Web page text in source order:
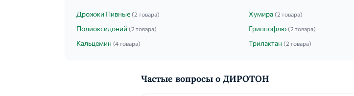
Дрожжи Пивные (2 товара) Хумира (2 товара)
Полиоксидоний (2 товара) Гриппофлю (2 товара)
Кальцемин (4 товара) Трилактан (2 товара)
Частые вопросы о ДИРОТОН